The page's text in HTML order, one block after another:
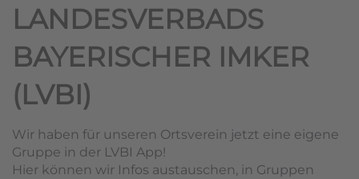
LANDESVERBADS
BAYERISCHER IMKER
(LVBI)
Wir haben für unseren Ortsverein jetzt eine eigene
Gruppe in der LVBI App!
Hier können wir Infos austauschen, in Gruppen